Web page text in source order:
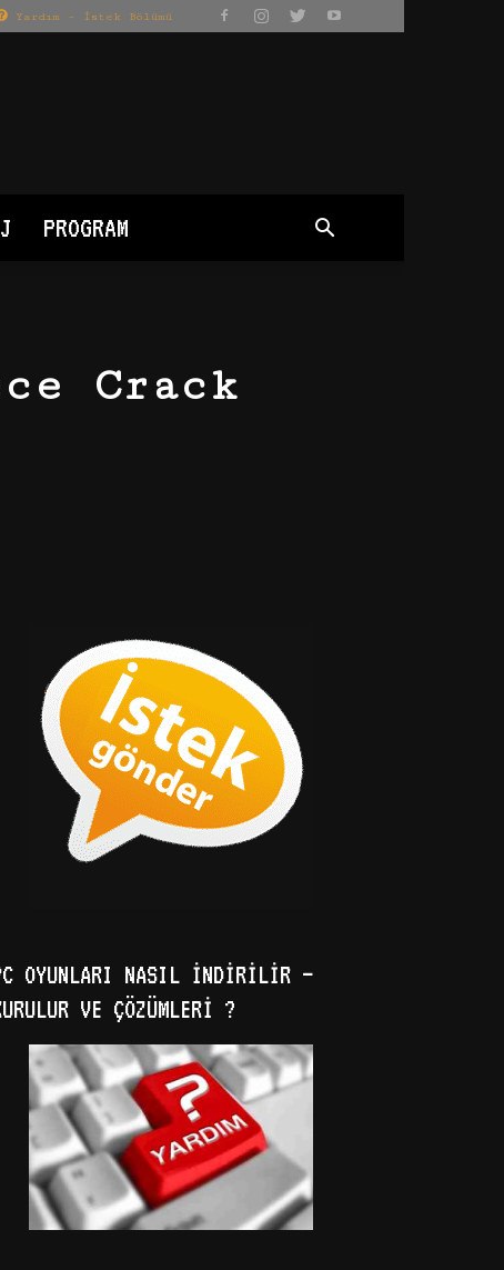
Yardım – İstek Bölümü
PROGRAM
Crack
OYUNLARI NASIL İNDIRILIR –
VE ÇÖZÜMLERI ?